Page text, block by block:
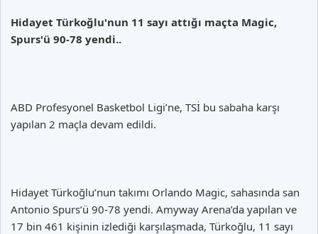
Hidayet Türkoğlu'nun 11 sayı attığı maçta Magic,
Spurs'ü 90-78 yendi..
ABD Profesyonel Basketbol Ligi’ne, TSİ bu sabaha karşı
yapılan 2 maçla devam edildi.
Hidayet Türkoğlu’nun takımı Orlando Magic, sahasında san
Antonio Spurs’ü 90-78 yendi. Amyway Arena’da yapılan ve
17 bin 461 kişinin izlediği karşılaşmada, Türkoğlu, 11 sayı